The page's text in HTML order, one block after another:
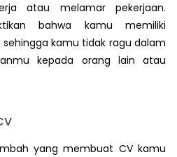
atau melamar pekerjaan.
bahwa kamu memiliki
kamu tidak ragu dalam
kepada orang lain atau
yang membuat CV kamu